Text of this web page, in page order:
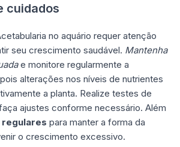
cuidados
no aquário requer atenção
seu crescimento saudável. Mantenha
e monitore regularmente a
alterações nos níveis de nutrientes
a planta. Realize testes de
ajustes conforme necessário. Além
para manter a forma da
o crescimento excessivo.